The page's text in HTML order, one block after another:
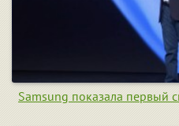
Samsung показала первый